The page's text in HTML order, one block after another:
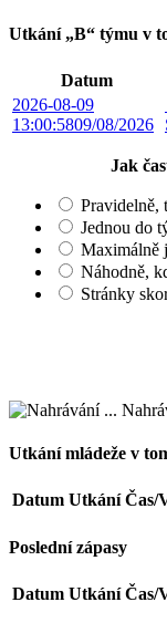
Utkání „B“ týmu v
Datum
2026-08-09
13:00:5809/08/2026
Jak
Pravidelně,
Jednou do
Maximálně
Náhodně,
Stránky
Utkání mládeže v
Datum Utkání Čas/
Poslední zápasy
Datum Utkání Čas/